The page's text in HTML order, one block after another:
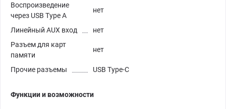
Воспроизведение
через USB Type A
нет
Линейный AUX вход
нет
Разъем для карт
памяти
нет
Прочие разъемы USB Type-C
Функции и возможности